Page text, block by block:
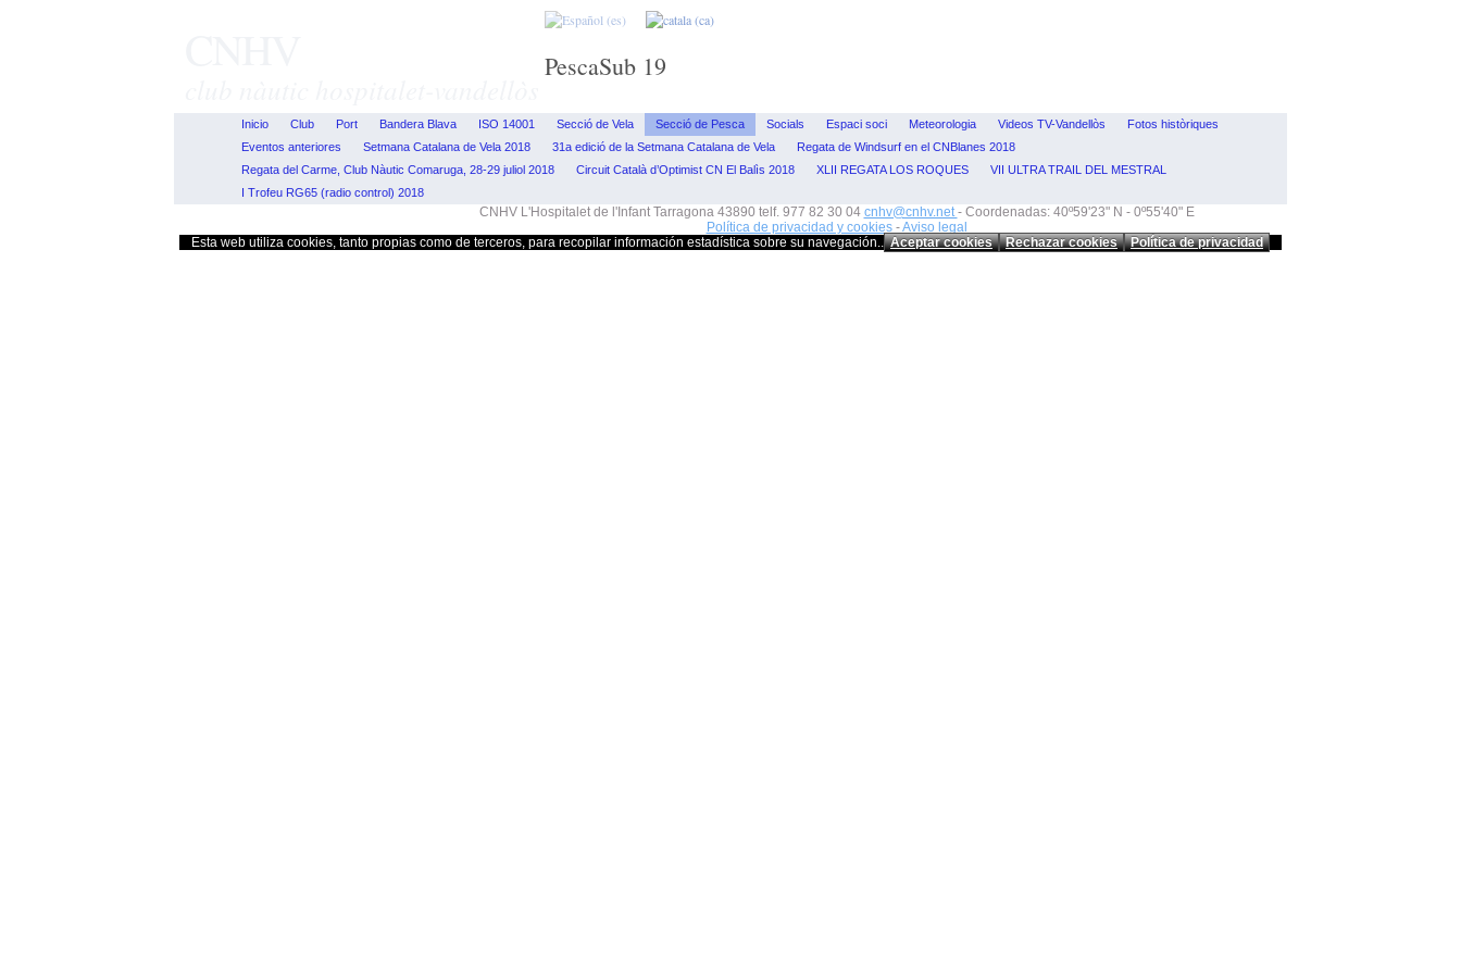
Inicio Club Port Bandera Blava ISO 14001 Secció de Vela Secció de Pesca Socials Espaci soci Meteorologia Videos TV-Vandellòs
Fotos històriques
Eventos anteriores
Setmana Catalana de Vela 2018 31a edició de la Setmana Catalana de Vela
Regata de Windsurf en el CNBlanes 2018
Regata del Carme, Club Nàutic Comaruga, 28-29 juliol 2018
Circuit Català d’Optimist CN El Balìs 2018 XLII REGATA LOS ROQUES
VII ULTRA TRAIL DEL MESTRAL
I Trofeu RG65 (radio control) 2018
PescaSub 19
CNHV L'Hospitalet de l'Infant Tarragona 43890 telf. 977 82 30 04 cnhv@cnhv.net - Coordenadas: 40º59'23" N - 0º55'40" E
Política de privacidad y cookies-Aviso legal
Esta web utiliza cookies, tanto propias como de terceros, para recopilar información estadística sobre su navegación..
Aceptar cookies Rechazar cookies Política de privacidad